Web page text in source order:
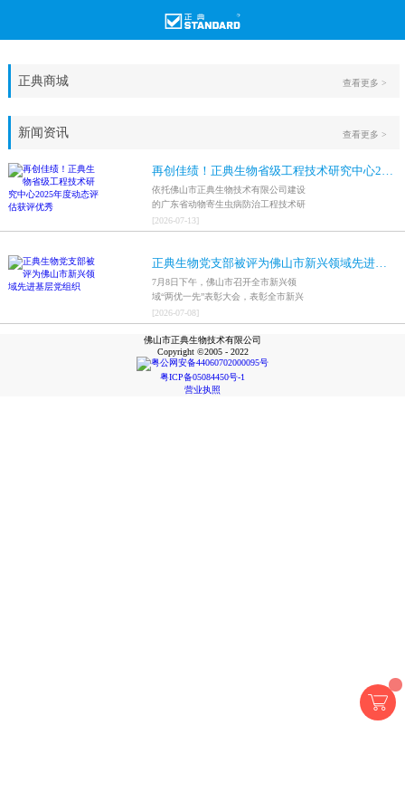
正典商城 查看更多 >
新闻资讯
再创佳绩！正典生物省级工程技术研究中心2025年度动态评估获评优秀
依托佛山市正典生物技术有限公司建设
的广东省动物寄生虫病防治工程技术研
究中心，在全省参评科研平台中综合表
现突出，成功获评最高评价等级“优
[2026-07-13]
正典生物党支部被评为佛山市新兴领域先进基层党组织
7月8日下午，佛山市召开全市新兴领
域“两优一先”表彰大会，表彰全市新兴
领域优秀共产党员、优秀党务工作者和
先进基层党组织，中共佛山市正典生物
技术有限公司支部委员会被评为佛山市
新兴领域先进基层党组织。
[2026-07-08]
查看更多 >
佛山市正典生物技术有限公司
Copyright ©2005 - 2022
粤公网安备44060702000095号
粤ICP备05084450号-1
营业执照